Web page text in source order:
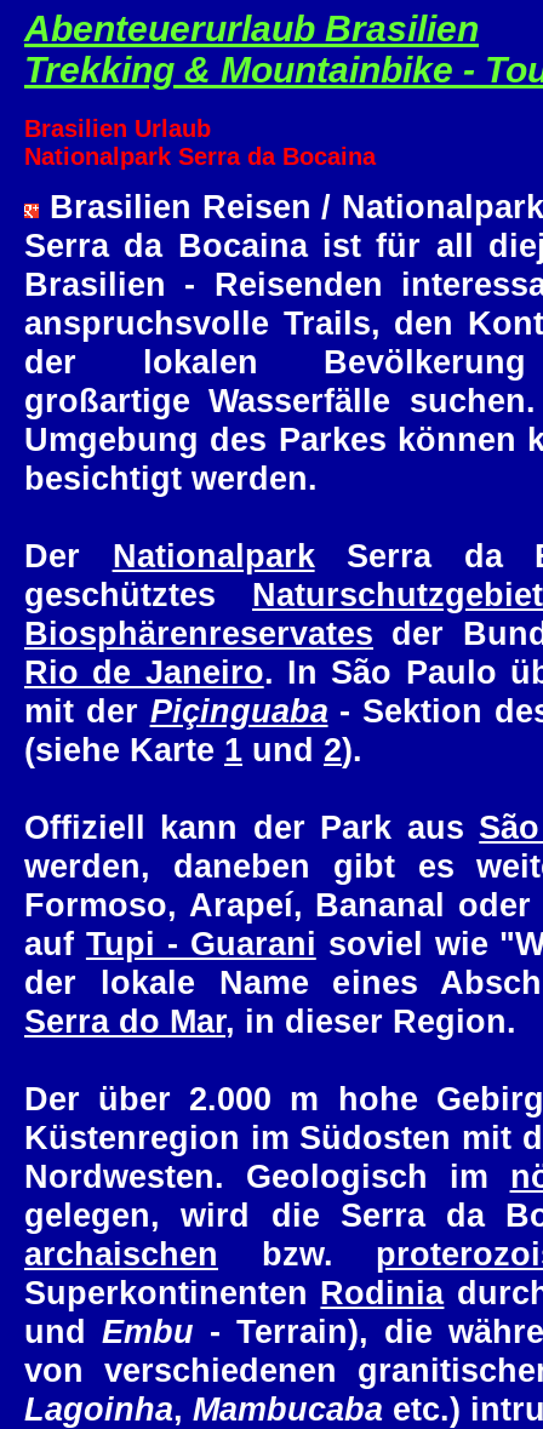
Abenteuerurlaub Brasilien
Trekking & Mountainbike -
Brasilien Urlaub
Nationalpark Serra da Bocaina
Brasilien Reisen /
Serra da Bocaina ist für all
Brasilien - Reisenden
anspruchsvolle Trails, den
der lokalen
großartige Wasserfälle
Umgebung des Parkes können
besichtigt werden.
Der NationalparkSerra da
geschütztes Naturschutzgebiet
Biosphärenreservates der
Rio de Janeiro. In São Paulo
mit der Piçinguaba- Sektion
(siehe Karte 1 und 2).
Offiziell kann der Park aus
werden, daneben gibt es
Formoso, Arapeí, Bananal
auf Tupi - Guarani soviel wie
der lokale Name eines
Serra do Mar, in dieser Region.
Der über 2.000 m hohe
Küstenregion im Südosten mit
Nordwesten. Geologisch im
gelegen, wird die Serra da
archaischen bzw.
Superkontinenten Rodinia
und Embu - Terrain), die
von verschiedenen
Lagoinha, Mambucaba etc.)